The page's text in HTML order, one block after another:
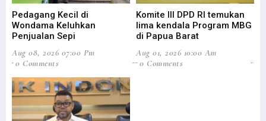
Pedagang Kecil di
Wondama Keluhkan
Penjualan Sepi
Aug 08, 2026 07:00 Pm
0 Comments
Komite III DPD RI temukan
lima kendala Program MBG
di Papua Barat
Aug 01, 2026 10:00 Am
0 Comments